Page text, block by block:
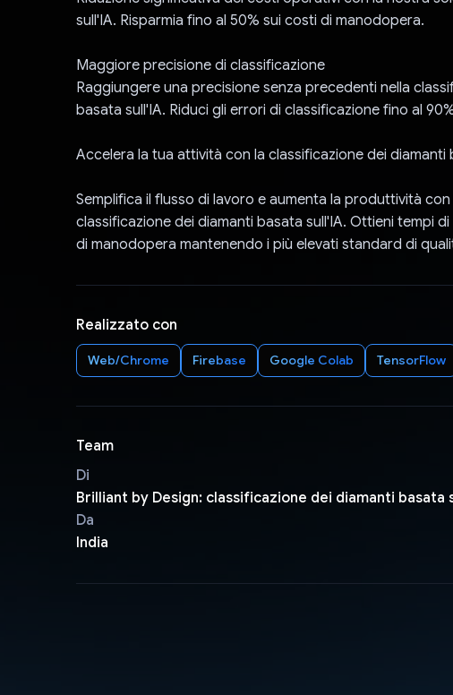
sull'IA. Risparmia fino al 50% sui costi di manodopera.
Maggiore precisione di classificazione
Raggiungere una precisione senza precedenti nella
basata sull'IA. Riduci gli errori di classificazione fino al
Accelera la tua attività con la classificazione dei diamanti
Semplifica il flusso di lavoro e aumenta la produttività
classificazione dei diamanti basata sull'IA. Ottieni tempi
di manodopera mantenendo i più elevati standard di
Realizzato con
Web/Chrome Firebase Google Colab TensorFlow
Team
Di
Brilliant by Design: classificazione dei diamanti basata
Da
India